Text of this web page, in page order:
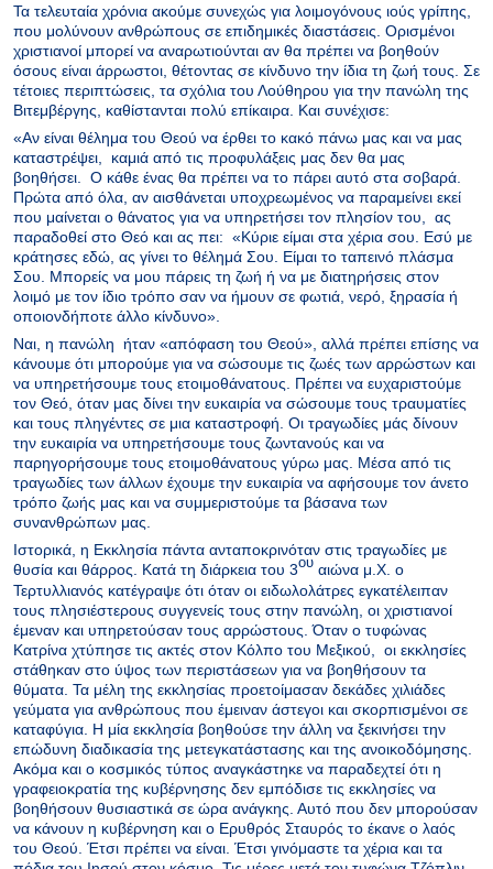
Τα τελευταία χρόνια ακούμε συνεχώς για λοιμογόνους ιούς γρίπης,
που μολύνουν ανθρώπους σε επιδημικές διαστάσεις. Ορισμένοι
χριστιανοί μπορεί να αναρωτιούνται αν θα πρέπει να βοηθούν
όσους είναι άρρωστοι, θέτοντας σε κίνδυνο την ίδια τη ζωή τους. Σε
τέτοιες περιπτώσεις, τα σχόλια του Λούθηρου για την πανώλη της
Βιτεμβέργης, καθίστανται πολύ επίκαιρα. Και συνέχισε:
«Αν είναι θέλημα του Θεού να έρθει το κακό πάνω μας και να μας
καταστρέψει, καμιά από τις προφυλάξεις μας δεν θα μας
βοηθήσει. Ο κάθε ένας θα πρέπει να το πάρει αυτό στα σοβαρά.
Πρώτα από όλα, αν αισθάνεται υποχρεωμένος να παραμείνει εκεί
που μαίνεται ο θάνατος για να υπηρετήσει τον πλησίον του, ας
παραδοθεί στο Θεό και ας πει: «Κύριε είμαι στα χέρια σου. Εσύ με
κράτησες εδώ, ας γίνει το θέλημά Σου. Είμαι το ταπεινό πλάσμα
Σου. Μπορείς να μου πάρεις τη ζωή ή να με διατηρήσεις στον
λοιμό με τον ίδιο τρόπο σαν να ήμουν σε φωτιά, νερό, ξηρασία ή
οποιονδήποτε άλλο κίνδυνο».
Ναι, η πανώλη ήταν «απόφαση του Θεού», αλλά πρέπει επίσης να
κάνουμε ότι μπορούμε για να σώσουμε τις ζωές των αρρώστων και
να υπηρετήσουμε τους ετοιμοθάνατους. Πρέπει να ευχαριστούμε
τον Θεό, όταν μας δίνει την ευκαιρία να σώσουμε τους τραυματίες
και τους πληγέντες σε μια καταστροφή. Οι τραγωδίες μάς δίνουν
την ευκαιρία να υπηρετήσουμε τους ζωντανούς και να
παρηγορήσουμε τους ετοιμοθάνατους γύρω μας. Μέσα από τις
τραγωδίες των άλλων έχουμε την ευκαιρία να αφήσουμε τον άνετο
τρόπο ζωής μας και να συμμεριστούμε τα βάσανα των
συνανθρώπων μας.
Ιστορικά, η Εκκλησία πάντα ανταποκρινόταν στις τραγωδίες με
θυσία και θάρρος. Κατά τη διάρκεια του 3ου αιώνα μ.Χ. ο
Τερτυλλιανός κατέγραψε ότι όταν οι ειδωλολάτρες εγκατέλειπαν
τους πλησιέστερους συγγενείς τους στην πανώλη, οι χριστιανοί
έμεναν και υπηρετούσαν τους αρρώστους. Όταν ο τυφώνας
Κατρίνα χτύπησε τις ακτές στον Κόλπο του Μεξικού, οι εκκλησίες
στάθηκαν στο ύψος των περιστάσεων για να βοηθήσουν τα
θύματα. Τα μέλη της εκκλησίας προετοίμασαν δεκάδες χιλιάδες
γεύματα για ανθρώπους που έμειναν άστεγοι και σκορπισμένοι σε
καταφύγια. Η μία εκκλησία βοηθούσε την άλλη να ξεκινήσει την
επώδυνη διαδικασία της μετεγκατάστασης και της ανοικοδόμησης.
Ακόμα και ο κοσμικός τύπος αναγκάστηκε να παραδεχτεί ότι η
γραφειοκρατία της κυβέρνησης δεν εμπόδισε τις εκκλησίες να
βοηθήσουν θυσιαστικά σε ώρα ανάγκης. Αυτό που δεν μπορούσαν
να κάνουν η κυβέρνηση και ο Ερυθρός Σταυρός το έκανε ο λαός
του Θεού. Έτσι πρέπει να είναι. Έτσι γινόμαστε τα χέρια και τα